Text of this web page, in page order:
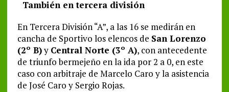
También en tercera división
En Tercera División “A”, a las 16 se medirán en
cancha de Sportivo los elencos de San Lorenzo
(2º B)y Central Norte (3º A), con antecedente
de triunfo bermejeño en la ida por 2 a 0, en este
caso con arbitraje de Marcelo Caro y la asistencia
de José Caro y Sergio Rojas.